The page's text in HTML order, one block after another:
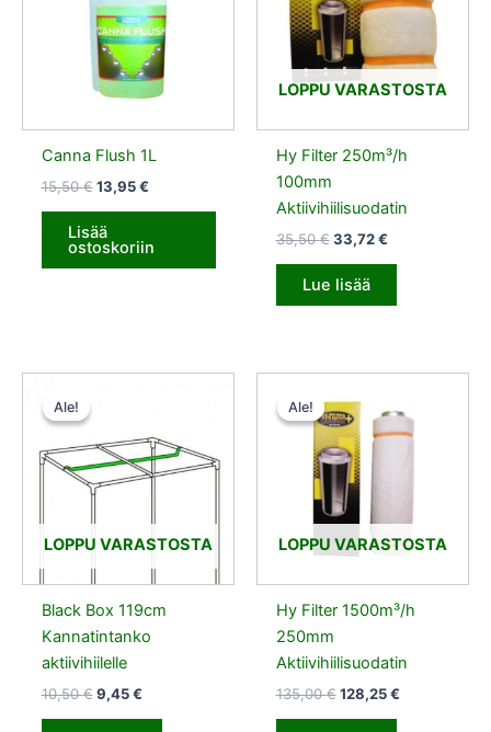
Canna Flush 1L
15,50€ 13,95€
Lisää
ostoskoriin
LOPPU VARASTOSTA
Hy Filter 250m³/h
100mm
Aktiivihiilisuodatin
35,50€ 33,72€
Lue lisää
Ale!
LOPPU VARASTOSTA
Ale!
Black Box 119cm
Kannatintanko
aktiivihiilelle
10,50€
10,50 €.
9,45€
9,45 €.
Ale!
LOPPU VARASTOSTA
Ale!
Hy Filter 1500m³/h
250mm
Aktiivihiilisuodatin
135,00€
hinta
oli:
135,00 €.
128,25€
on:
128,25 €.